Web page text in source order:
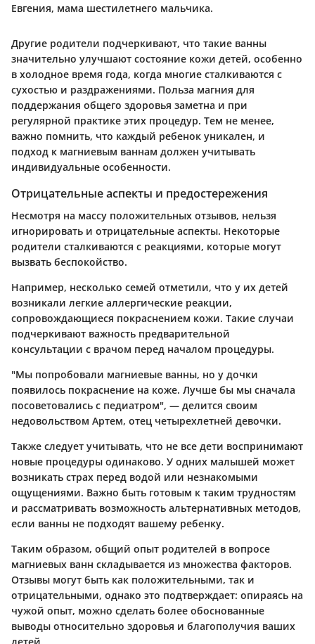
Евгения, мама шестилетнего мальчика.
Другие родители подчеркивают, что такие ванны
значительно улучшают состояние кожи детей, особенно
в холодное время года, когда многие сталкиваются с
сухостью и раздражениями. Польза магния для
поддержания общего здоровья заметна и при
регулярной практике этих процедур. Тем не менее,
важно помнить, что каждый ребенок уникален, и
подход к магниевым ваннам должен учитывать
индивидуальные особенности.
Отрицательные аспекты и предостережения
Несмотря на массу положительных отзывов, нельзя
игнорировать и отрицательные аспекты. Некоторые
родители сталкиваются с реакциями, которые могут
вызвать беспокойство.
Например, несколько семей отметили, что у их детей
возникали легкие аллергические реакции,
сопровождающиеся покраснением кожи. Такие случаи
подчеркивают важность предварительной
консультации с врачом перед началом процедуры.
"Мы попробовали магниевые ванны, но у дочки
появилось покраснение на коже. Лучше бы мы сначала
посоветовались с педиатром", — делится своим
недовольством Артем, отец четырехлетней девочки.
Также следует учитывать, что не все дети воспринимают
новые процедуры одинаково. У одних малышей может
возникать страх перед водой или незнакомыми
ощущениями. Важно быть готовым к таким трудностям
и рассматривать возможность альтернативных методов,
если ванны не подходят вашему ребенку.
Таким образом, общий опыт родителей в вопросе
магниевых ванн складывается из множества факторов.
Отзывы могут быть как положительными, так и
отрицательными, однако это подтверждает: опираясь на
чужой опыт, можно сделать более обоснованные
выводы относительно здоровья и благополучия ваших